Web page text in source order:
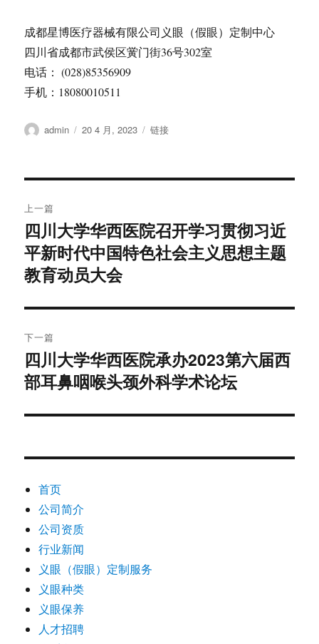
成都星博医疗器械有限公司义眼（假眼）定制中心
四川省成都市武侯区黉门街36号302室
电话： (028)85356909
手机：18080010511
作
admin
发
20 4 月, 2023
格
链接
章
导
航
上一篇
上
篇
文
章：
四川大学华西医院召开学习贯彻习近
平新时代中国特色社会主义思想主题
教育动员大会
下一篇
下
篇
章：
四川大学华西医院承办2023第六届西
部耳鼻咽喉头颈外科学术论坛
首页
公司简介
公司资质
行业新闻
义眼（假眼）定制服务
义眼种类
义眼保养
人才招聘